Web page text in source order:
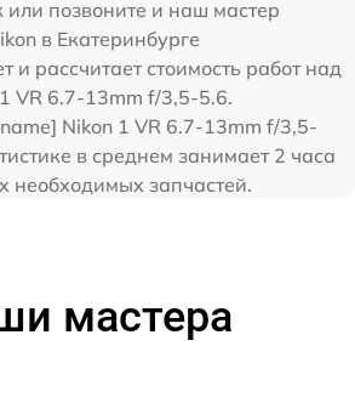
или позвоните и наш мастер
в Екатеринбурге
и рассчитает стоимость работ над
VR 6.7-13mm f/3,5-5.6.
Nikon 1 VR 6.7-13mm f/3,5-
в среднем занимает 2 часа
необходимых запчастей.
мастера